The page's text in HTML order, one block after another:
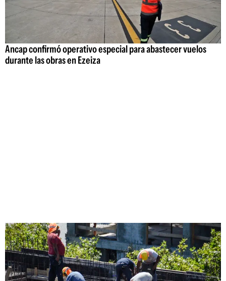
Ancap confirmó operativo especial para abastecer vuelos
durante las obras en Ezeiza